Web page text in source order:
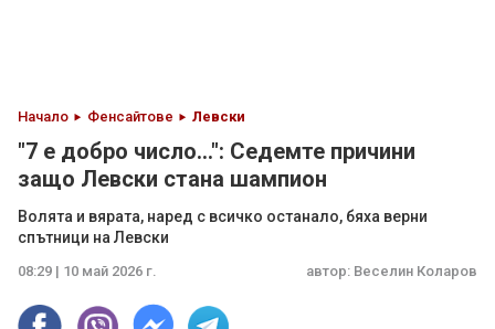
Начало Фенсайтове Левски
"7 е добро число...": Седемте причини
защо Левски стана шампион
Волята и вярата, наред с всичко останало, бяха верни
спътници на Левски
08:29 | 10 май 2026 г. автор: Веселин Коларов